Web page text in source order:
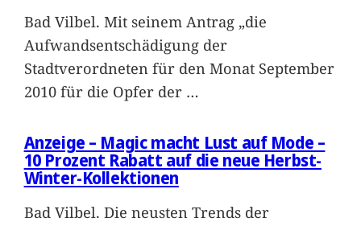
Bad Vilbel. Mit seinem Antrag „die
Aufwandsentschädigung der
Stadtverordneten für den Monat September
2010 für die Opfer der …
Anzeige – Magic macht Lust auf Mode –
10 Prozent Rabatt auf die neue Herbst-
Winter-Kollektionen
Bad Vilbel. Die neusten Trends der